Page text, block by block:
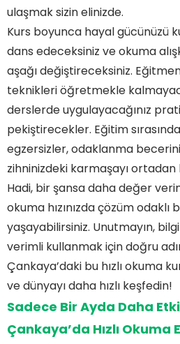
ulaşmak sizin elinizde.
Kurs boyunca hayal gücünüzü
dans edeceksiniz ve okuma
aşağı değiştireceksiniz.
teknikleri öğretmekle
derslerde uygulayacağınız
pekiştirecekler. Eğitim
egzersizler, odaklanma
zihninizdeki karmaşayı ortadan
Hadi, bir şansa daha değer
okuma hızınızda çözüm odaklı
yaşayabilirsiniz. Unutmayın,
verimli kullanmak için doğru
Çankaya’daki bu hızlı okuma
ve dünyayı daha hızlı keşfedin!
Sadece Bir Ayda Daha
Çankaya’da Hızlı Okuma